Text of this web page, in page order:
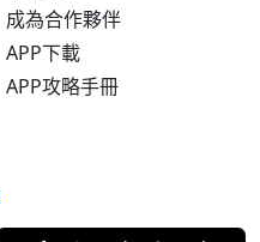
成為合作夥伴
APP下載
APP攻略手冊